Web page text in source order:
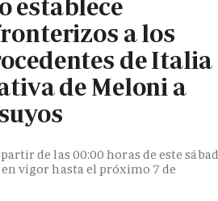
establece
a los
de Italia
de Meloni a
de las 00:00 horas de este
vigor hasta el próximo 7 de